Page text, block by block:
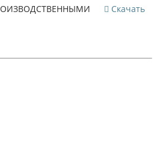
АКТИВАМИ
Скачать